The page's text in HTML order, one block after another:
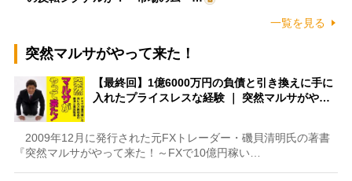
一覧を見る
突然マルサがやって来た！
【最終回】1億6000万円の負債と引き換えに手に
入れたプライスレスな経験 ｜ 突然マルサがや…
2009年12月に発行された元FXトレーダー・磯貝清明氏の著書
『突然マルサがやって来た！～FXで10億円稼い…